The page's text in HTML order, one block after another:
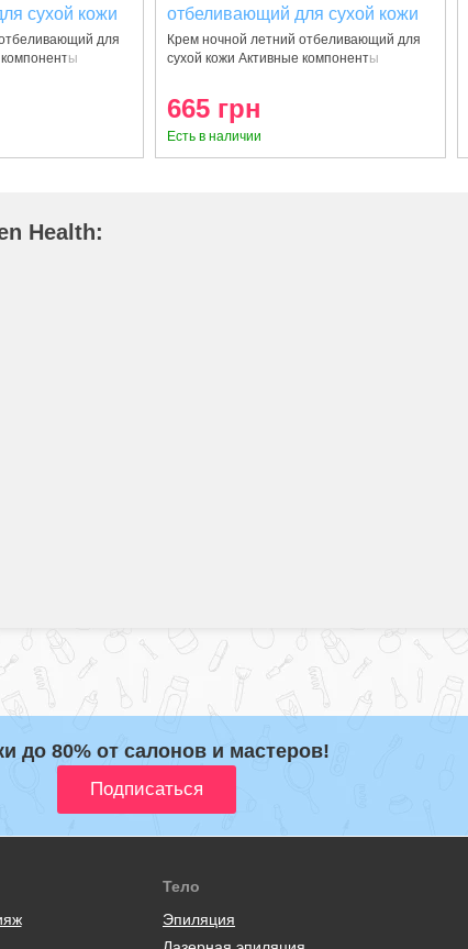
сухой кожи
для
отбеливающий для сухой кожи
50 мл
Крем ночной летний отбеливающий для
сухой кожи Активные компоненты
665 грн
Есть в наличии
Health:
до 80% от салонов и мастеров!
Тело
Эпиляция